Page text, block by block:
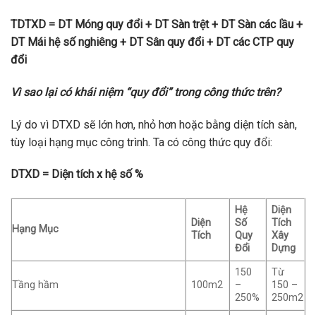
TDTXD = DT Móng quy đổi + DT Sàn trệt + DT Sàn các lầu +
DT Mái hệ số nghiêng + DT Sân quy đổi + DT các CTP quy
đổi
Vì sao lại có khái niệm “quy đổi” trong công thức trên?
Lý do vì DTXD sẽ lớn hơn, nhỏ hơn hoặc bằng diện tích sàn,
tùy loại hạng mục công trình. Ta có công thức quy đổi:
DTXD = Diện tích x hệ số %
Hạng Mục
Diện
Tích
Hệ
Số
Quy
Đổi
Diện
Tích
Xây
Dựng
Tầng hầm 100m2
150
–
250%
Từ
150 –
250m2